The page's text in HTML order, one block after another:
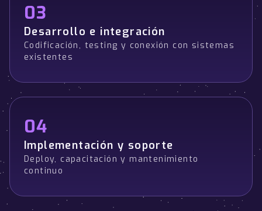
03
Desarrollo e integración
Codificación, testing y conexión con sistemas
existentes
04
Implementación y soporte
Deploy, capacitación y mantenimiento
continuo